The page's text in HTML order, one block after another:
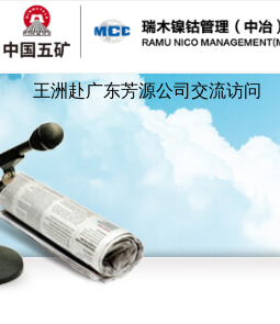
过
内
王洲赴广东芳源公司交流访问